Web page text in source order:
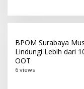
BPOM Surabaya
Lindungi Lebih dari
OOT
6 views